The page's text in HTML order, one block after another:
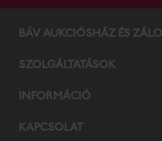
BÁV AUKCIÓS­HÁZ ÉS
SZOL­GÁL­TA­TÁ­SOK
INFORMÁCIÓ
KAPCSOLAT